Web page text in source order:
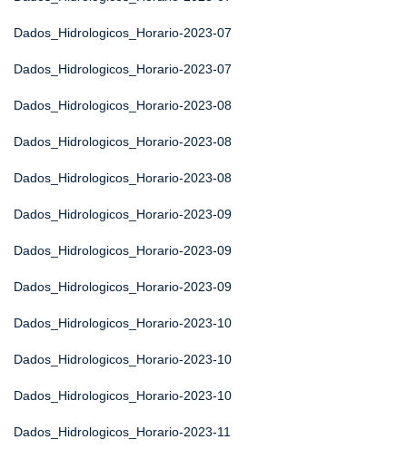
Dados_Hidrologicos_Horario-2023-07
Dados_Hidrologicos_Horario-2023-07
Dados_Hidrologicos_Horario-2023-08
Dados_Hidrologicos_Horario-2023-08
Dados_Hidrologicos_Horario-2023-08
Dados_Hidrologicos_Horario-2023-09
Dados_Hidrologicos_Horario-2023-09
Dados_Hidrologicos_Horario-2023-09
Dados_Hidrologicos_Horario-2023-10
Dados_Hidrologicos_Horario-2023-10
Dados_Hidrologicos_Horario-2023-10
Dados_Hidrologicos_Horario-2023-11